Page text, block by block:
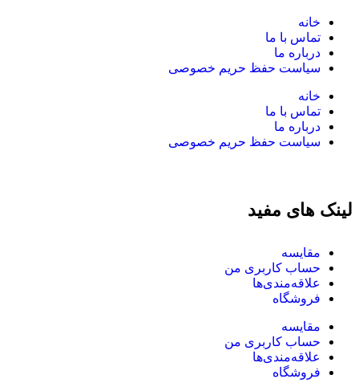
خانه
تماس با ما
درباره ما
سیاست حفظ حریم خصوصی
خانه
تماس با ما
درباره ما
سیاست حفظ حریم خصوصی
لینک های مفید
مقایسه
حساب کاربری من
علاقه‌مندی‌ها
فروشگاه
مقایسه
حساب کاربری من
علاقه‌مندی‌ها
فروشگاه